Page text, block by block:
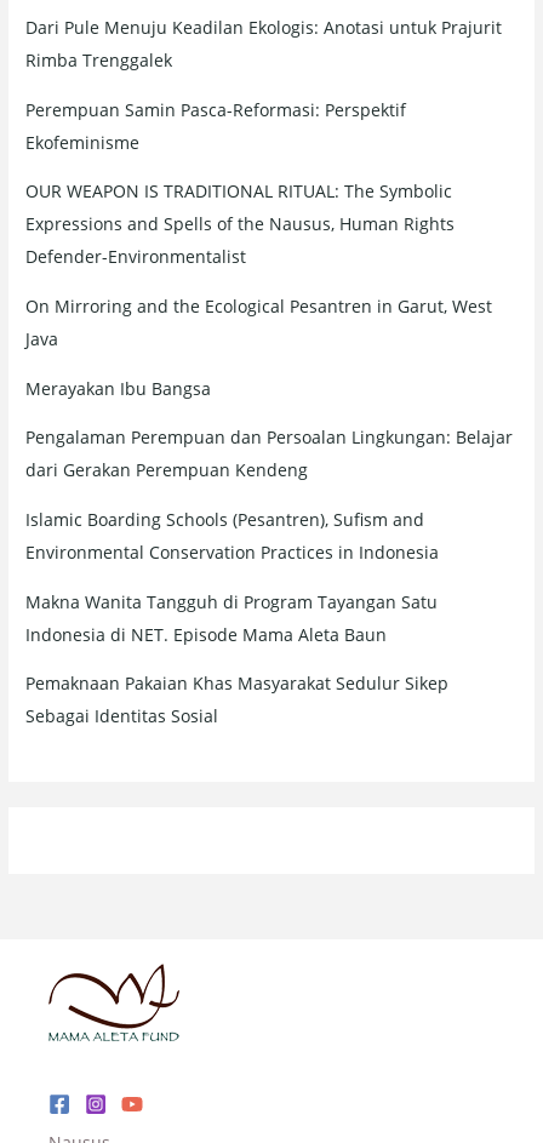
r
:
Dari Pule Menuju Keadilan Ekologis: Anotasi untuk Prajurit
Rimba Trenggalek
Perempuan Samin Pasca-Reformasi: Perspektif
Ekofeminisme
OUR WEAPON IS TRADITIONAL RITUAL: The Symbolic
Expressions and Spells of the Nausus, Human Rights
Defender-Environmentalist
On Mirroring and the Ecological Pesantren in Garut, West
Java
Merayakan Ibu Bangsa
Pengalaman Perempuan dan Persoalan Lingkungan: Belajar
dari Gerakan Perempuan Kendeng
Islamic Boarding Schools (Pesantren), Sufism and
Environmental Conservation Practices in Indonesia
Makna Wanita Tangguh di Program Tayangan Satu
Indonesia di NET. Episode Mama Aleta Baun
Pemaknaan Pakaian Khas Masyarakat Sedulur Sikep
Sebagai Identitas Sosial